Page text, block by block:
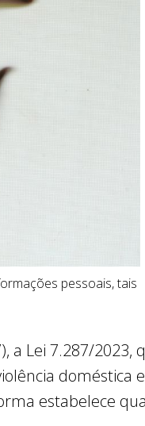
pessoais, tais
a Lei 7.287/2023,
doméstica e
estabelece